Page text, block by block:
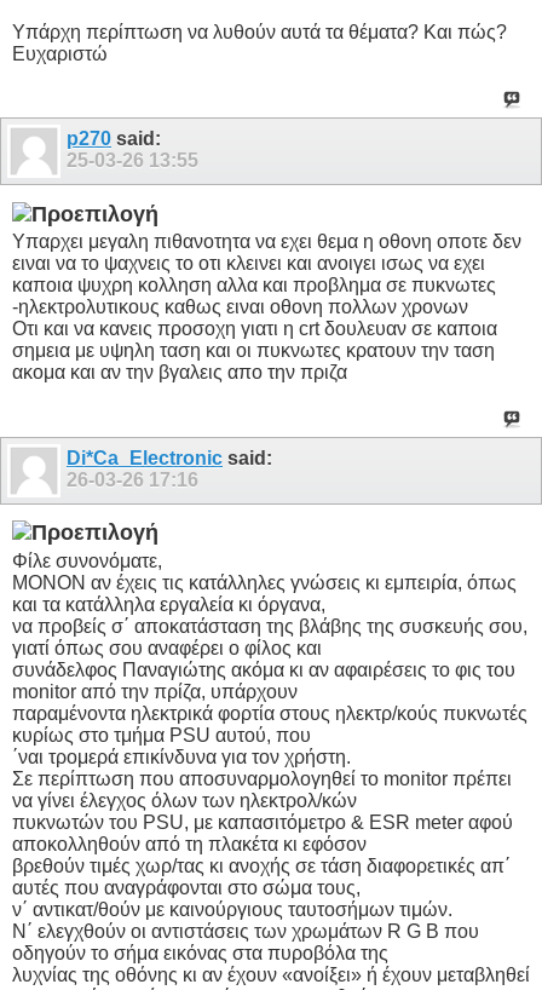
Υπάρχη περίπτωση να λυθούν αυτά τα θέματα? Και πώς?
Ευχαριστώ
p270 said:
25-03-26 13:55
Υπαρχει μεγαλη πιθανοτητα να εχει θεμα η οθονη οποτε δεν
ειναι να το ψαχνεις το οτι κλεινει και ανοιγει ισως να εχει
καποια ψυχρη κολληση αλλα και προβλημα σε πυκνωτες
-ηλεκτρολυτικους καθως ειναι οθονη πολλων χρονων
Οτι και να κανεις προσοχη γιατι η crt δουλευαν σε καποια
σημεια με υψηλη ταση και οι πυκνωτες κρατουν την ταση
ακομα και αν την βγαλεις απο την πριζα
Di*Ca_Electronic said:
26-03-26 17:16
Φίλε συνονόματε,
ΜΟΝΟΝ αν έχεις τις κατάλληλες γνώσεις κι εμπειρία, όπως
και τα κατάλληλα εργαλεία κι όργανα,
να προβείς σ΄ αποκατάσταση της βλάβης της συσκευής σου,
γιατί όπως σου αναφέρει ο φίλος και
συνάδελφος Παναγιώτης ακόμα κι αν αφαιρέσεις το φις του
monitor από την πρίζα, υπάρχουν
παραμένοντα ηλεκτρικά φορτία στους ηλεκτρ/κούς πυκνωτές
κυρίως στο τμήμα PSU αυτού, που
΄ναι τρομερά επικίνδυνα για τον χρήστη.
Σε περίπτωση που αποσυναρμολογηθεί το monitor πρέπει
να γίνει έλεγχος όλων των ηλεκτρολ/κών
πυκνωτών του PSU, με καπασιτόμετρο & ESR meter αφού
αποκολληθούν από τη πλακέτα κι εφόσον
βρεθούν τιμές χωρ/τας κι ανοχής σε τάση διαφορετικές απ΄
αυτές που αναγράφονται στο σώμα τους,
ν΄ αντικατ/θούν με καινούργιους ταυτοσήμων τιμών.
Ν΄ ελεγχθούν οι αντιστάσεις των χρωμάτων R G B που
οδηγούν το σήμα εικόνας στα πυροβόλα της
λυχνίας της οθόνης κι αν έχουν «ανοίξει» ή έχουν μεταβληθεί